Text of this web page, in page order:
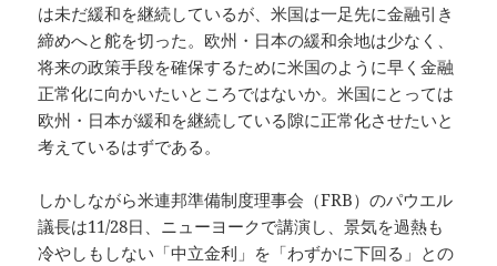
は未だ緩和を継続しているが、米国は一足先に金融引き
締めへと舵を切った。欧州・日本の緩和余地は少なく、
将来の政策手段を確保するために米国のように早く金融
正常化に向かいたいところではないか。米国にとっては
欧州・日本が緩和を継続している隙に正常化させたいと
考えているはずである。
しかしながら米連邦準備制度理事会（FRB）のパウエル
議長は11/28日、ニューヨークで講演し、景気を過熱も
冷やしもしない「中立金利」を「わずかに下回る」との